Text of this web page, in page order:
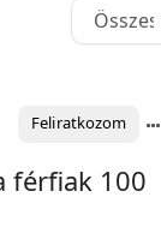
Feliratkozom
férfiak 100